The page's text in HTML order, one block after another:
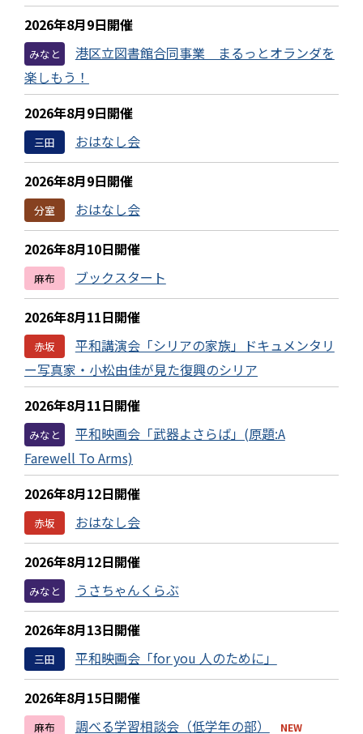
2026年8月9日開催
みなと
港区立図書館合同事業 まるっとオランダを
楽しもう！
2026年8月9日開催
三田 おはなし会
2026年8月9日開催
分室 おはなし会
2026年8月10日開催
麻布 ブックスタート
2026年8月11日開催
赤坂
平和講演会「シリアの家族」ドキュメンタリ
ー写真家・小松由佳が見た復興のシリア
2026年8月11日開催
みなと
平和映画会「武器よさらば」(原題:A
Farewell To Arms)
2026年8月12日開催
赤坂 おはなし会
2026年8月12日開催
みなと うさちゃんくらぶ
2026年8月13日開催
三田 平和映画会「for you 人のために」
2026年8月15日開催
麻布 調べる学習相談会（低学年の部） NEW